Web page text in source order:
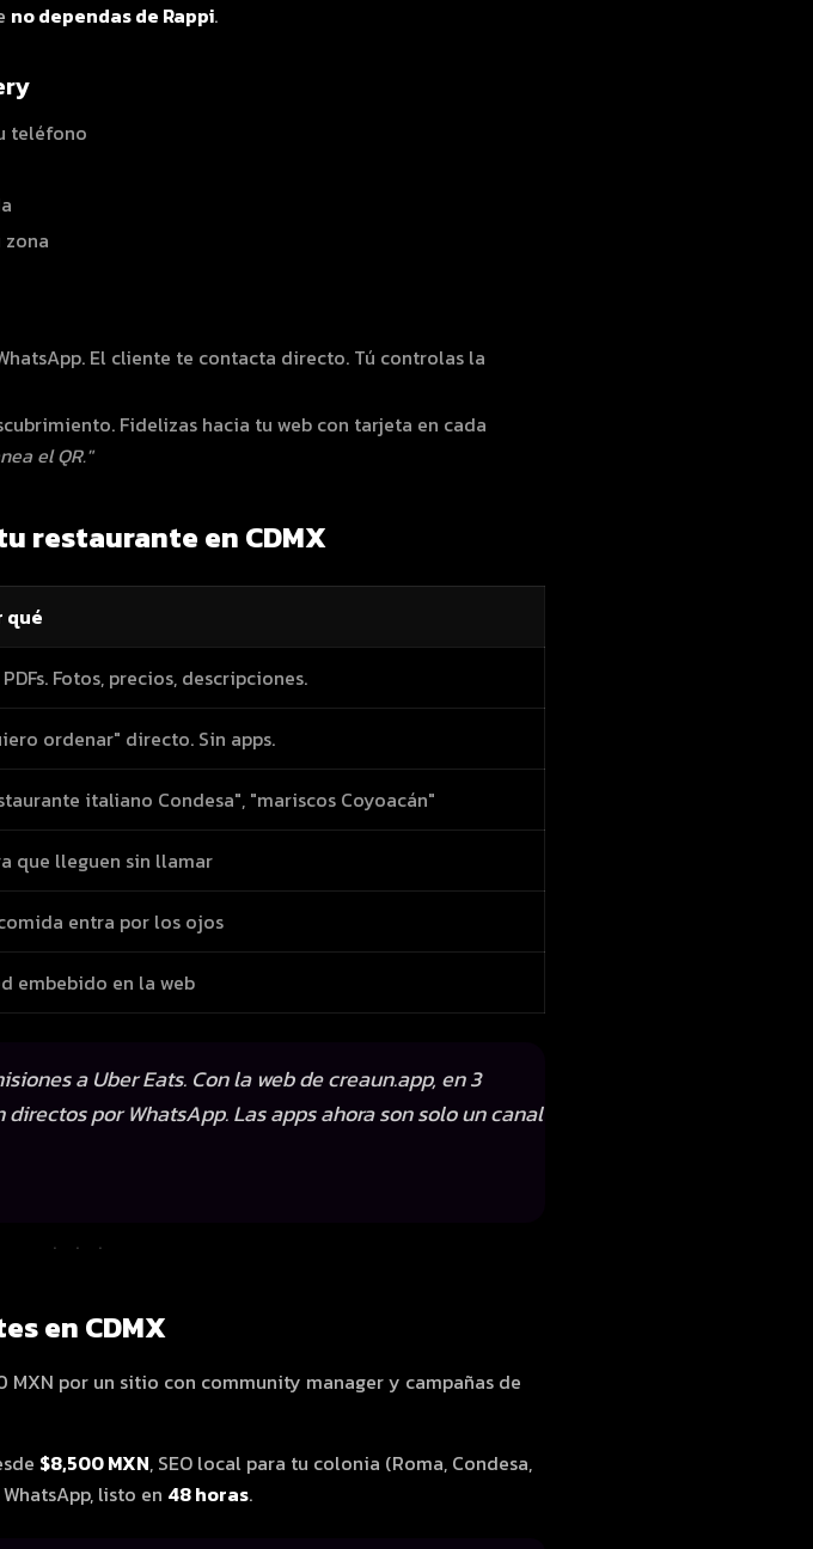
no dependas de Rappi.
teléfono
El cliente te contacta directo. Tú controlas la
Fidelizas hacia tu web con tarjeta en cada
el QR."
restaurante en CDMX
qué
Fotos, precios, descripciones.
ordenar" directo. Sin apps.
italiano Condesa", "mariscos Coyoacán"
que lleguen sin llamar
entra por los ojos
embebido en la web
a Uber Eats. Con la web de creaun.app, en 3
por WhatsApp. Las apps ahora son solo un canal
···
en CDMX
MXN por un sitio con community manager y campañas de
$8,500 MXN, SEO local para tu colonia (Roma, Condesa,
listo en 48 horas.